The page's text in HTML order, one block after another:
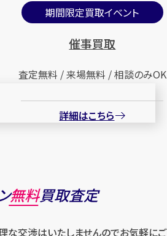
期間限定買取イベント
催事買取
査定無料 / 来場無料 / 相談のみOK
詳細はこちら
無料買取査定
な交渉はいたしませんのでお気軽にご